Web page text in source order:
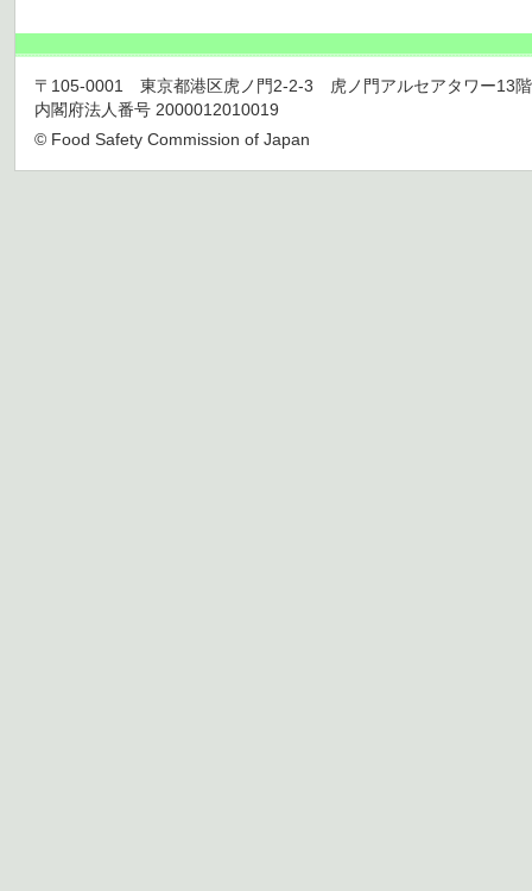
〒105-0001 東京都港区虎ノ門2-2-3 虎ノ門アルセアタワー13
内閣府法人番号 2000012010019
© Food Safety Commission of Japan